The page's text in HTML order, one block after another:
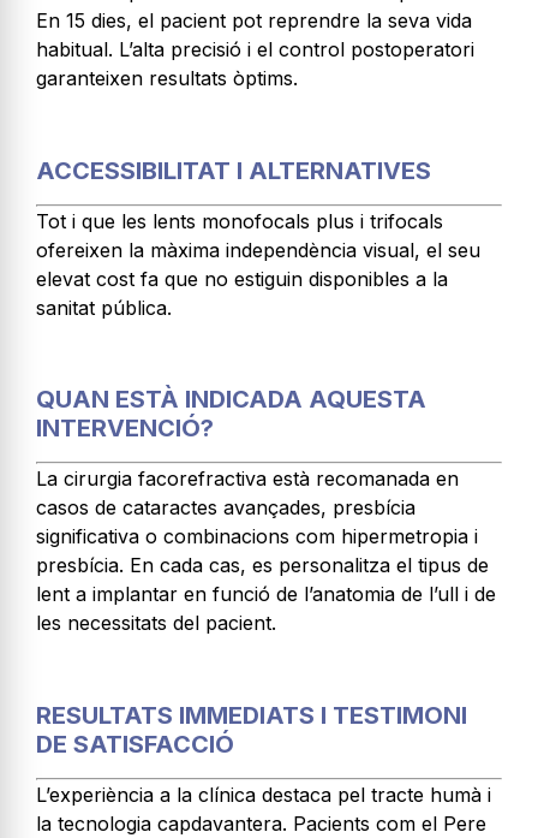
En 15 dies, el pacient pot reprendre la seva vida
habitual. L’alta precisió i el control postoperatori
garanteixen resultats òptims.
ACCESSIBILITAT I ALTERNATIVES
Tot i que les lents monofocals plus i trifocals
ofereixen la màxima independència visual, el seu
elevat cost fa que no estiguin disponibles a la
sanitat pública.
QUAN ESTÀ INDICADA AQUESTA
INTERVENCIÓ?
La cirurgia facorefractiva està recomanada en
casos de cataractes avançades, presbícia
significativa o combinacions com hipermetropia i
presbícia. En cada cas, es personalitza el tipus de
lent a implantar en funció de l’anatomia de l’ull i de
les necessitats del pacient.
RESULTATS IMMEDIATS I TESTIMONI
DE SATISFACCIÓ
L’experiència a la clínica destaca pel tracte humà i
la tecnologia capdavantera. Pacients com el Pere